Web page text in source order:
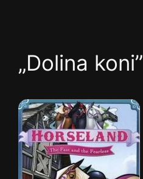
„Dolina koni”